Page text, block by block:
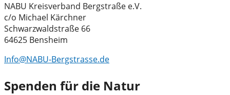
NABU Kreisverband Bergstraße e.V.
c/o Michael Kärchner
Schwarzwaldstraße 66
64625 Bensheim
Info@NABU-Bergstrasse.de
Spenden für die Natur